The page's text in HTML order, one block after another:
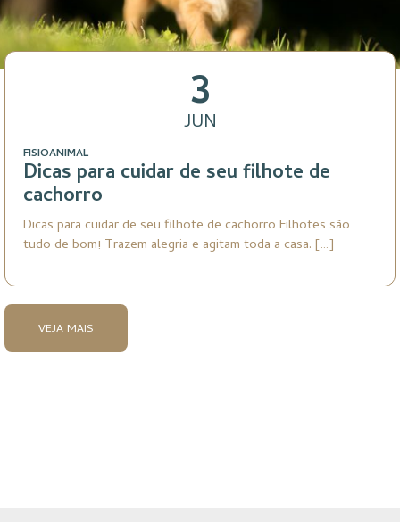
3
JUN
FISIOANIMAL
Dicas para cuidar de seu filhote de
cachorro
Dicas para cuidar de seu filhote de cachorro Filhotes são
tudo de bom! Trazem alegria e agitam toda a casa. […]
VEJA MAIS